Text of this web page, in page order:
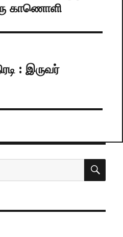
காணொளி
: இருவர்